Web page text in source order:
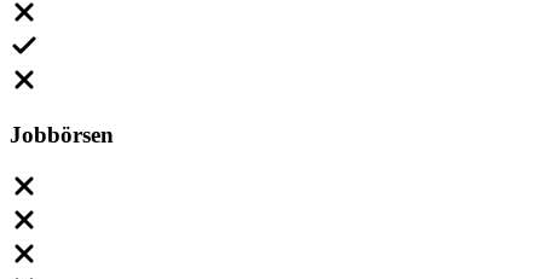
Jobbörsen